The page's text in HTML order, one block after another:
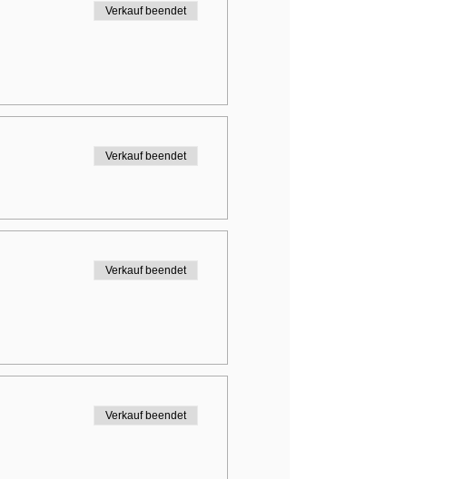
Verkauf beendet
Verkauf beendet
Verkauf beendet
Verkauf beendet